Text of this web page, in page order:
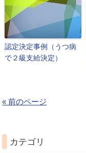
認定決定事例（うつ病
で２級支給決定）
« 前のページ
カテゴリ